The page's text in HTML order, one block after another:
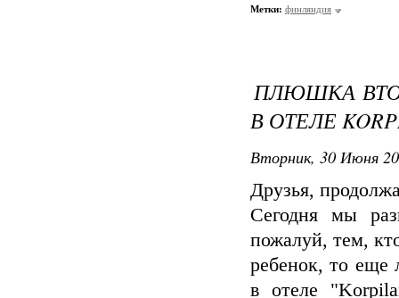
Метки: финляндия
ПЛЮШКА
В ОТЕЛЕ
Вторник, 30 Июня
Друзья,
Сегодня мы
пожалуй, тем,
ребенок, то еще
в отеле